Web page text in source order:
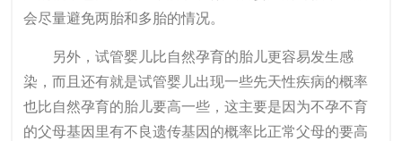
会尽量避免两胎和多胎的情况。
另外，试管婴儿比自然孕育的胎儿更容易发生感
染，而且还有就是试管婴儿出现一些先天性疾病的概率
也比自然孕育的胎儿要高一些，这主要是因为不孕不育
的父母基因里有不良遗传基因的概率比正常父母的要高